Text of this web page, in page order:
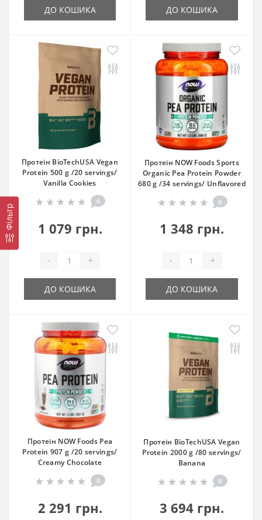
Фільтр
ДО КОШИКА ДО КОШИКА
Протеїн BioTechUSA Vegan
Protein 500 g /20 servings/
Vanilla Cookies
0
1 079 грн.
- +
ДО КОШИКА
Протеїн NOW Foods Sports
Organic Pea Protein Powder
680 g /34 servings/ Unflavored
0
1 348 грн.
- +
ДО КОШИКА
Протеїн NOW Foods Pea
Protein 907 g /20 servings/
Creamy Chocolate
0
2 291 грн.
Протеїн BioTechUSA Vegan
Protein 2000 g /80 servings/
Banana
0
3 694 грн.